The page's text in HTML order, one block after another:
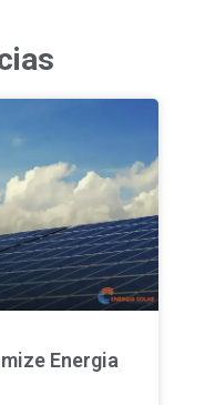
Energia